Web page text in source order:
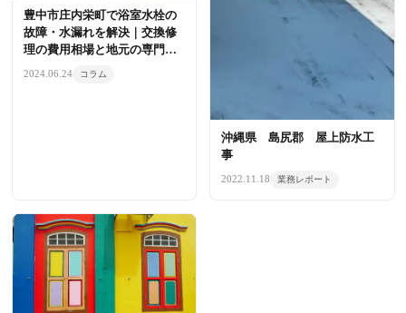
豊中市庄内栄町で浴室水栓の
故障・水漏れを解決｜交換修
理の費用相場と地元の専門業
者
2024.06.24 コラム
沖縄県 島尻郡 屋上防水工
事
2022.11.18 業務レポート